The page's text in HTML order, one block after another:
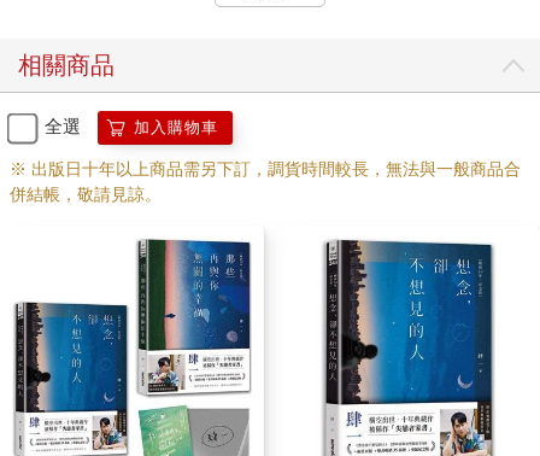
你們曾經擁有彼此給予的愛，過了一段還不壞的日子，這些都是
真的，所以妳日後才會需要花時間去恢復。那一些妳輾轉不成眠
的夜晚，其實示意的都是他對妳那些好，因為，他一定有哪裡
好，妳才會如此念念無法忘。
然而，終究你們是分開了。妳從沒有想過會有這一天，因此才打
擊很大，才會遲遲無法清醒。妳傷心的並不是他遠離了，而是，
自己曾經把幸福託付給他，妳一直都打算跟他一起往前走。就像
是接力賽，妳原本以為他會在轉彎處接棒，但卻撲空，整場賽事
只剩妳一個人。而妳那些所有與幸福有關的一切設想，裡頭都包
含了他，這點最叫妳悲傷無法自己。妳，還有愛想要給他。
所以從今而後，不管妳在誰身上獲得幸福，都會感到悲傷。不是
因為不圓滿，而是在獲得的同時，也是提醒了妳，之後妳的所有
的幸福，真的、真的再也不是你們。那些妳曾經希望他給予的，
相關商品
全選 加入購物車
※ 出版日十年以上商品需另下訂，調貨時間較長，無法與一般商品合
併結帳，敬請見諒。